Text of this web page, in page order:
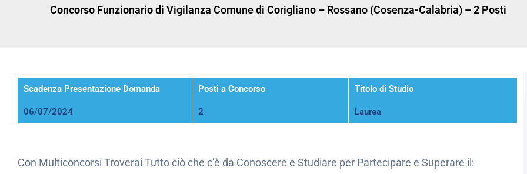
Concorso Funzionario di Vigilanza Comune di Corigliano – Rossano (Cosenza-Calabria) – 2 Posti
Scadenza Presentazione Domanda
06/07/2024
Posti a Concorso
2
Titolo di Studio
Laurea
Con Multiconcorsi Troverai Tutto ciò che c’è da Conoscere e Studiare per Partecipare e Superare il: